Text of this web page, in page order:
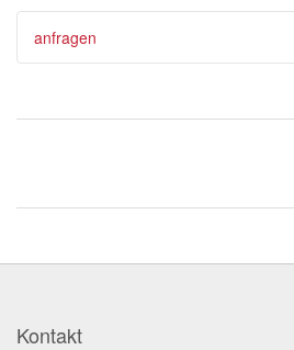
anfragen
Kontakt